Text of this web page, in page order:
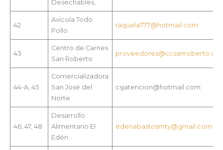
Desechables,
42
Avícola Todo
Pollo
raquela777@hotmail.com
43
Centro de Carnes
San Roberto
44-A, 45
Comercializadora
San José del
Norte
csjatencion@hotmail.com
46, 47, 48
Desarrollo
Alimentario El
Edén
edenabastosmty@gmail.com